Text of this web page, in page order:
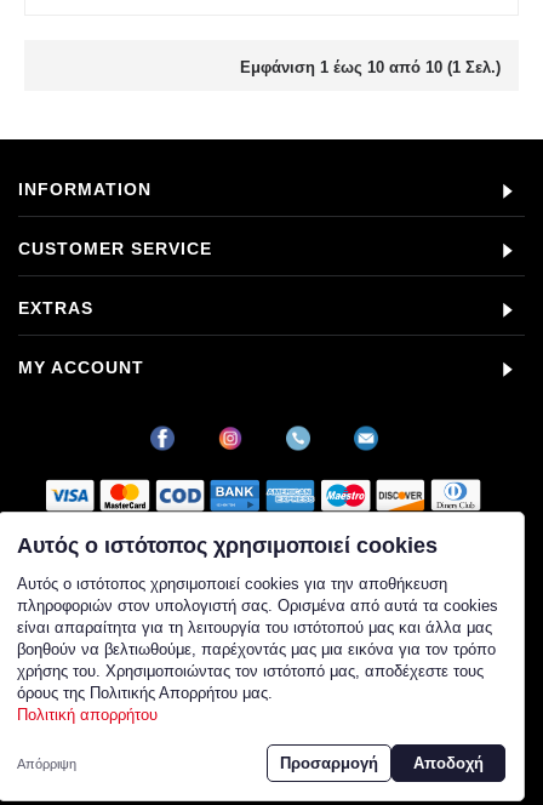
Εμφάνιση 1 έως 10 από 10 (1 Σελ.)
INFORMATION
CUSTOMER SERVICE
EXTRAS
MY ACCOUNT
Στοιχεία εταιρείας
Επωνυμία: ALPHA VAPE ΜΟΝΟΠΡΟΣΩΠΗ Ι.Κ.Ε.
ΑΦΜ: 802548884
ΓΕΜΗ: 178425107000
ΔΟΥ: ΚΕΦΟΔΕ
Διεύθυνση: Οδυσσέως 16-18, Π. Φάληρο, 17563
Τηλέφωνο επικοινωνίας: 2107102436
Email επικοινωνίας: info@vapormarket.gr
Αυτός ο ιστότοπος χρησιμοποιεί cookies
Αυτός ο ιστότοπος χρησιμοποιεί cookies για την αποθήκευση
πληροφοριών στον υπολογιστή σας. Ορισμένα από αυτά τα cookies
είναι απαραίτητα για τη λειτουργία του ιστότοπού μας και άλλα μας
βοηθούν να βελτιωθούμε, παρέχοντάς μας μια εικόνα για τον τρόπο
χρήσης του. Χρησιμοποιώντας τον ιστότοπό μας, αποδέχεστε τους
όρους της Πολιτικής Απορρήτου μας.
Πολιτική απορρήτου
Απόρριψη Προσαρμογή Αποδοχή